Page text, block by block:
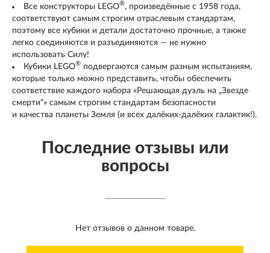
Все конструкторы LEGO®, произведённые с 1958 года,
соответствуют самым строгим отраслевым стандартам,
поэтому все кубики и детали достаточно прочные, а также
легко соединяются и разъединяются — не нужно
использовать Силу!
Кубики LEGO® подвергаются самым разным испытаниям,
которые только можно представить, чтобы обеспечить
соответствие каждого набора «Решающая дуэль на „Звезде
смерти“» самым строгим стандартам безопасности
и качества планеты Земля (и всех далёких-далёких галактик!).
Последние отзывы или
вопросы
Нет отзывов о данном товаре.